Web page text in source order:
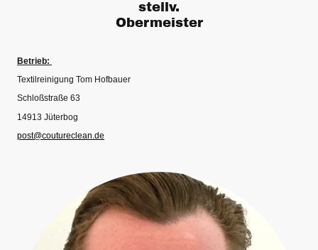
stellv.
Obermeister
Betrieb:
Textilreinigung Tom Hofbauer
Schloßstraße 63
14913 Jüterbog
post@coutureclean.de